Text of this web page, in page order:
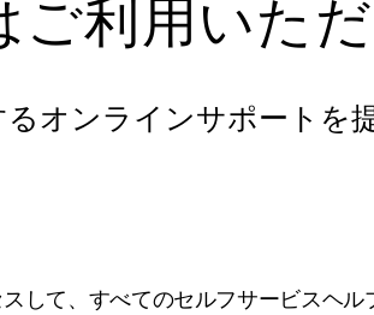
ご利用いた
オンラインサポートを
して、すべてのセルフサービスヘ